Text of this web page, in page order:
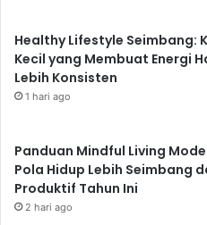
admin 3 minggu ago 8
Superfood Pilihan
Dikonsumsi untuk